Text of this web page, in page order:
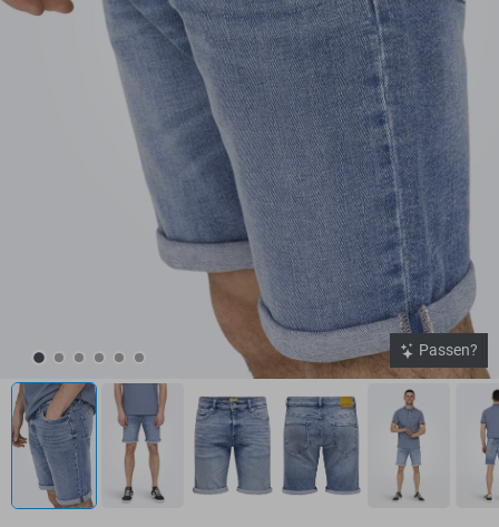
Passen?